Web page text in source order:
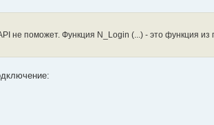
не поможет. Функция N_Login (...) - это функция